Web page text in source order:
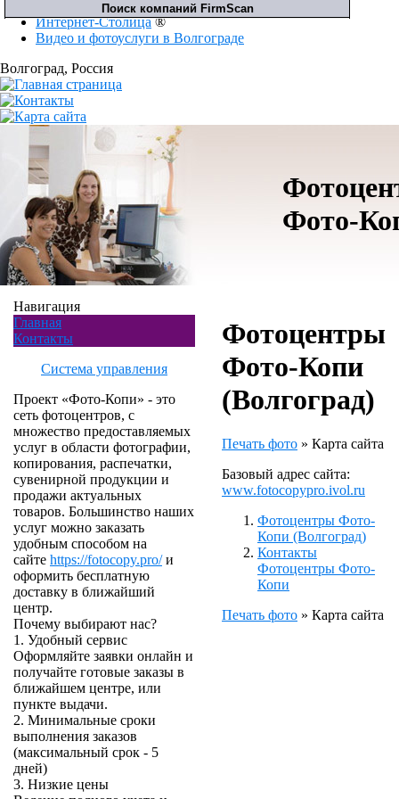
Интернет-Столица®
Видео и фотоуслуги в Волгограде
Волгоград, Россия
Фото-
Навигация
Главная
Контакты
Система управления
Проект «Фото-Копи» - это
сеть фотоцентров, с
множество предоставляемых
услуг в области фотографии,
копирования, распечатки,
сувенирной продукции и
продажи актуальных
товаров. Большинство наших
услуг можно заказать
удобным способом на
сайте https://fotocopy.pro/и
оформить бесплатную
доставку в ближайший
центр.
Почему выбирают нас?
1. Удобный сервис
Оформляйте заявки онлайн и
получайте готовые заказы в
ближайшем центре, или
пункте выдачи.
2. Минимальные сроки
выполнения заказов
(максимальный срок - 5
дней)
3. Низкие цены
Фотоцентры
Фото-Копи
(Волгоград)
Печать фото » Карта сайта
Базовый адрес сайта:
www.fotocopypro.ivol.ru
Фотоцентры Фото-
Копи (Волгоград)
Контакты
Фотоцентры Фото-
Копи
Печать фото » Карта сайта